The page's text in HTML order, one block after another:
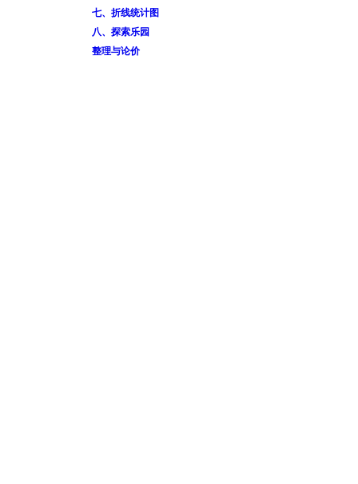
七、折线统计图
八、探索乐园
整理与论价